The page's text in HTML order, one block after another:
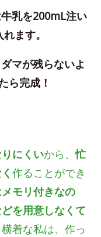
乳を200mL注い
ます。
マが残らないよ
ら完成！
にくいから、忙
作ることができ
モリ付きなの
を用意しなくて
着な私は、作っ